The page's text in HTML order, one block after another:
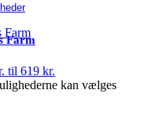
Farm
til 619 kr.
kan vælges